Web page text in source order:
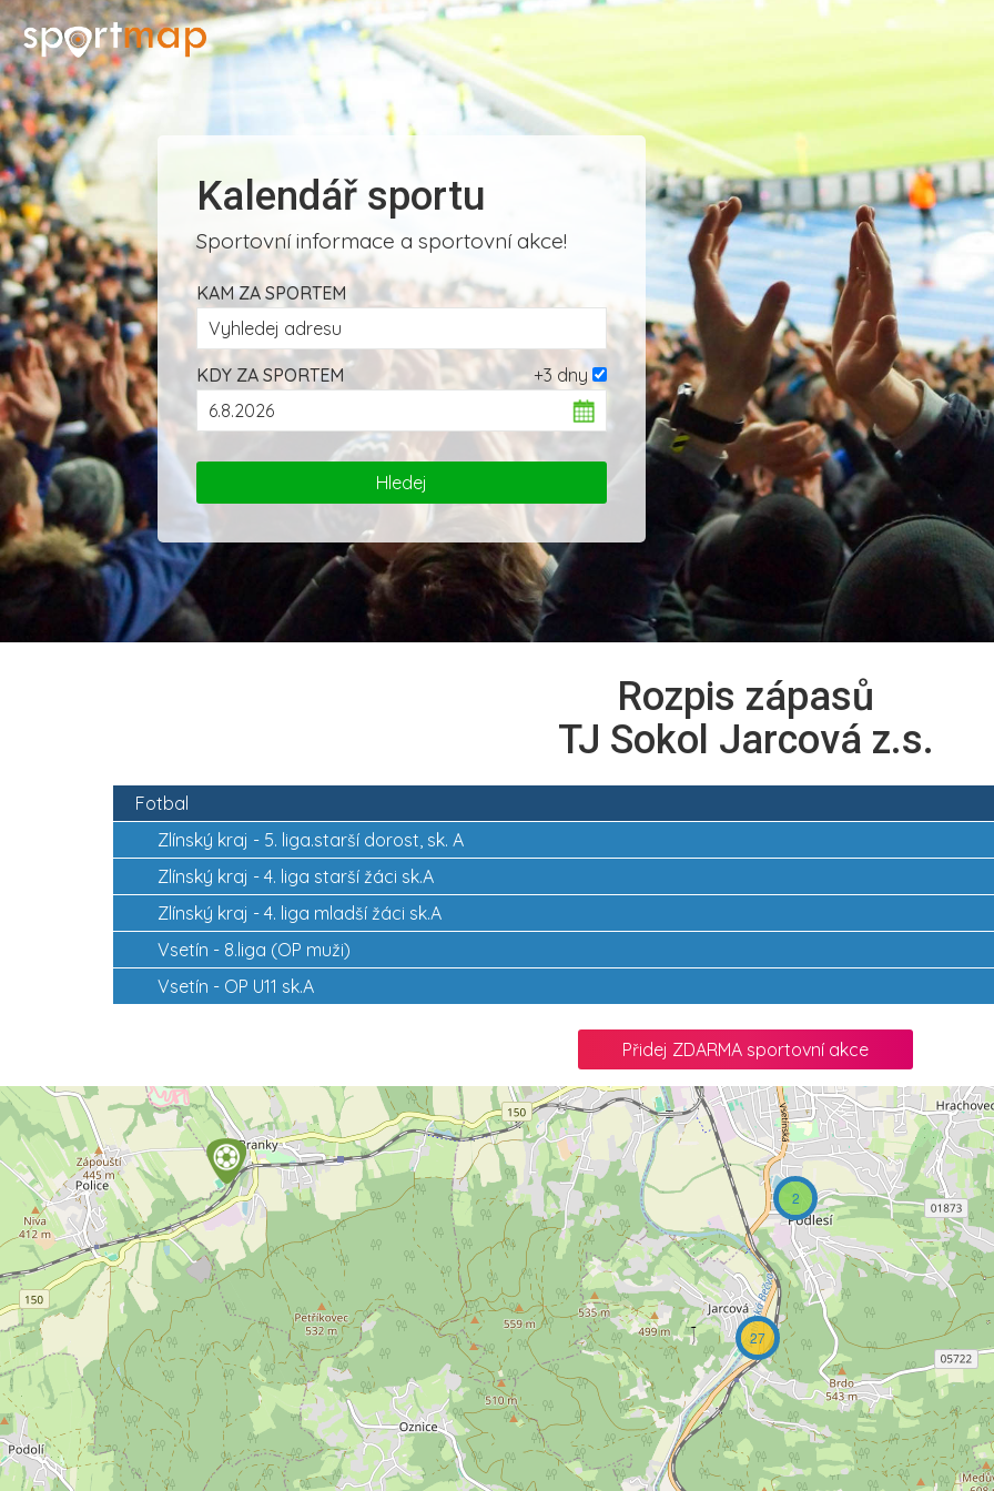
Kalendář sportu
Sportovní informace a sportovní akce!
KAM ZA SPORTEM
+3 dny
KDY ZA SPORTEM
Rozpis zápasů
TJ Sokol Jarcová z.s.
Fotbal
Zlínský kraj - 5. liga.starší dorost, sk. A
Zlínský kraj - 4. liga starší žáci sk.A
Zlínský kraj - 4. liga mladší žáci sk.A
Vsetín - 8.liga (OP muži)
Vsetín - OP U11 sk.A
Přidej ZDARMA sportovní akce
2
27